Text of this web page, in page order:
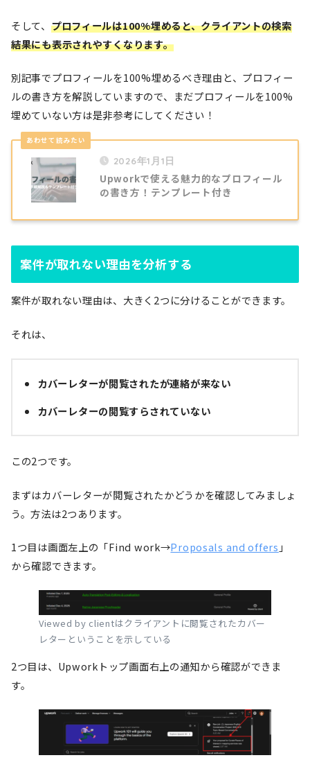
そして、 プロフィールは100%埋めると、クライアントの検索
結果にも表示されやすくなります。
別記事でプロフィールを100%埋めるべき理由と、プロフィー
ルの書き方を解説していますので、まだプロフィールを100%
埋めていない方は是非参考にしてください！
2026年1月1日
Upworkで使える魅力的なプロフィール
の書き方！テンプレート付き
案件が取れない理由を分析する
案件が取れない理由は、大きく2つに分けることができます。
それは、
カバーレターが閲覧されたが連絡が来ない
カバーレターの閲覧すらされていない
この2つです。
まずはカバーレターが閲覧されたかどうかを確認してみましょ
う。方法は2つあります。
1つ目は画面左上の「Find work→Proposals and offers 」
から確認できます。
Viewed by clientはクライアントに閲覧されたカバー
レターということを示している
2つ目は、Upworkトップ画面右上の通知から確認ができま
す。